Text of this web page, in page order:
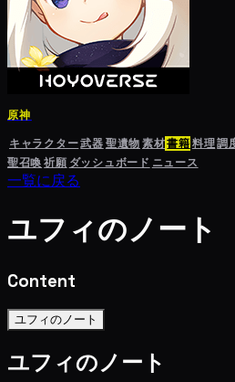
原神
キャラクター武器聖遺物素材書籍料理調
聖召喚祈願 ダッシュボード ニュース
一覧に戻る
ユフィのノート
Content
ユフィのノート
ユフィのノート